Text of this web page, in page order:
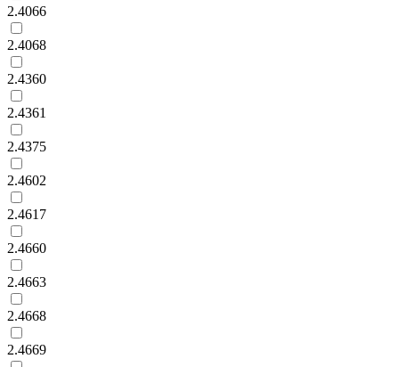
2.4066
2.4068
2.4360
2.4361
2.4375
2.4602
2.4617
2.4660
2.4663
2.4668
2.4669